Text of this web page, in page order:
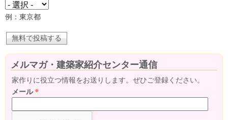
例：東京都
メルマガ・建築家紹介センター通信
家作りに役立つ情報をお送りします。ぜひご登録ください。
メール*